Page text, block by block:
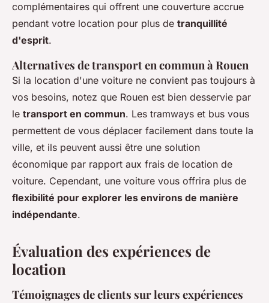
complémentaires qui offrent une couverture accrue
pendant votre location pour plus de tranquillité
d'esprit.
Alternatives de transport en commun à Rouen
Si la location d'une voiture ne convient pas toujours à
vos besoins, notez que Rouen est bien desservie par
le transport en commun. Les tramways et bus vous
permettent de vous déplacer facilement dans toute la
ville, et ils peuvent aussi être une solution
économique par rapport aux frais de location de
voiture. Cependant, une voiture vous offrira plus de
flexibilité pour explorer les environs de manière
indépendante.
Évaluation des expériences de
location
Témoignages de clients sur leurs expériences